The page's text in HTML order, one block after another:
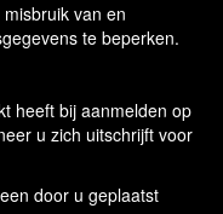
van en
te beperken.
heeft bij aanmelden op
u zich uitschrijft voor
door u geplaatst